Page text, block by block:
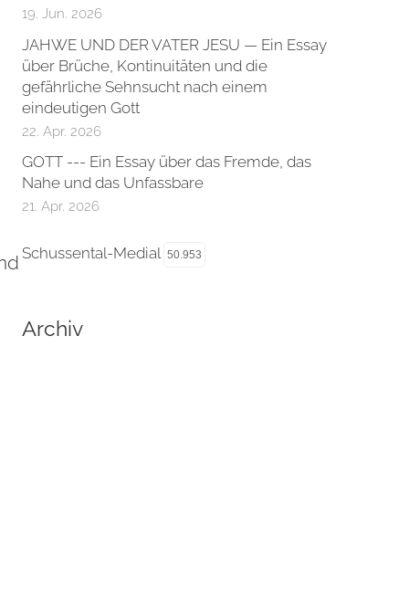
19. Jun. 2026
JAHWE UND DER VATER JESU — Ein Essay
über Brüche, Kontinuitäten und die
gefährliche Sehnsucht nach einem
eindeutigen Gott
22. Apr. 2026
GOTT --- Ein Essay über das Fremde, das
Nahe und das Unfassbare
21. Apr. 2026
Schussental-Medial 50.953
Archiv